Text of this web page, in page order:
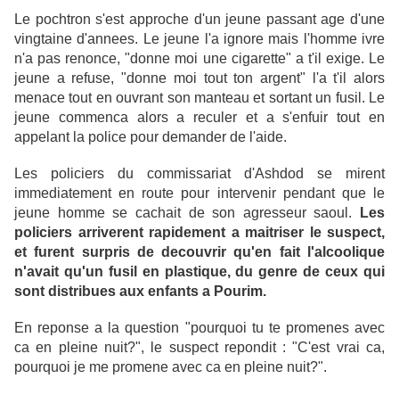
Le pochtron s'est approche d'un jeune passant age d'une
vingtaine d'annees. Le jeune l'a ignore mais l'homme ivre
n'a pas renonce, "donne moi une cigarette" a t'il exige. Le
jeune a refuse, "donne moi tout ton argent" l'a t'il alors
menace tout en ouvrant son manteau et sortant un fusil. Le
jeune commenca alors a reculer et a s'enfuir tout en
appelant la police pour demander de l'aide.
Les policiers du commissariat d'Ashdod se mirent
immediatement en route pour intervenir pendant que le
jeune homme se cachait de son agresseur saoul.
Les
policiers arriverent rapidement a maitriser le suspect,
et furent surpris de decouvrir qu'en fait l'alcoolique
n'avait qu'un fusil en plastique, du genre de ceux qui
sont distribues aux enfants a Pourim.
En reponse a la question "pourquoi tu te promenes avec
ca en pleine nuit?", le suspect repondit : "C'est vrai ca,
pourquoi je me promene avec ca en pleine nuit?".